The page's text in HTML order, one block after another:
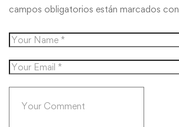
campos obligatorios están marcados con